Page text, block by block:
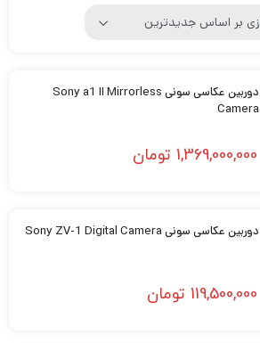
دوربین عکاسی سونی Sony a1 II Mirrorless
Camera
1,369,000,000 تومان
دوربین عکاسی سونی Sony ZV-1 Digital Camera
119,500,000 تومان